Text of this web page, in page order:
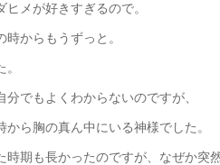
ヒメが好きすぎるので。
からもうずっと。
分でもよくわからないのですが、
ら胸の真ん中にいる神様でした。
時期も長かったのですが、なぜか突